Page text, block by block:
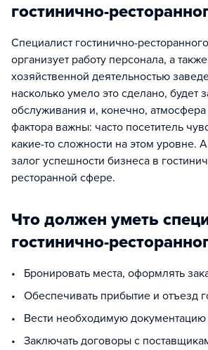
гостинично-
Специалист гостинично-
организует работу персонала, а
хозяйственной деятельностью
насколько умело это сделано, будет
обслуживания и, конечно,
фактора важны: часто посетитель
какие-то сложности на этом уровне.
залог успешности бизнеса в
ресторанной сфере.
Что должен уметь
гостинично-
• Бронировать места, оформлять
• Обеспечивать прибытие и отъезд
• Вести необходимую документацию
• Заключать договоры с